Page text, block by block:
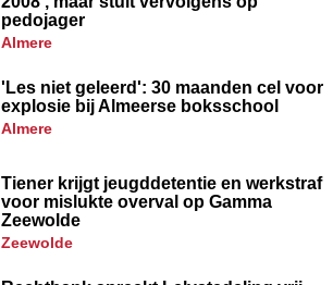
pedojager
almere
'Les niet geleerd': 30 maanden cel voor
explosie bij Almeerse boksschool
almere
Tiener krijgt jeugddetentie en werkstraf
voor mislukte overval op Gamma
Zeewolde
zeewolde